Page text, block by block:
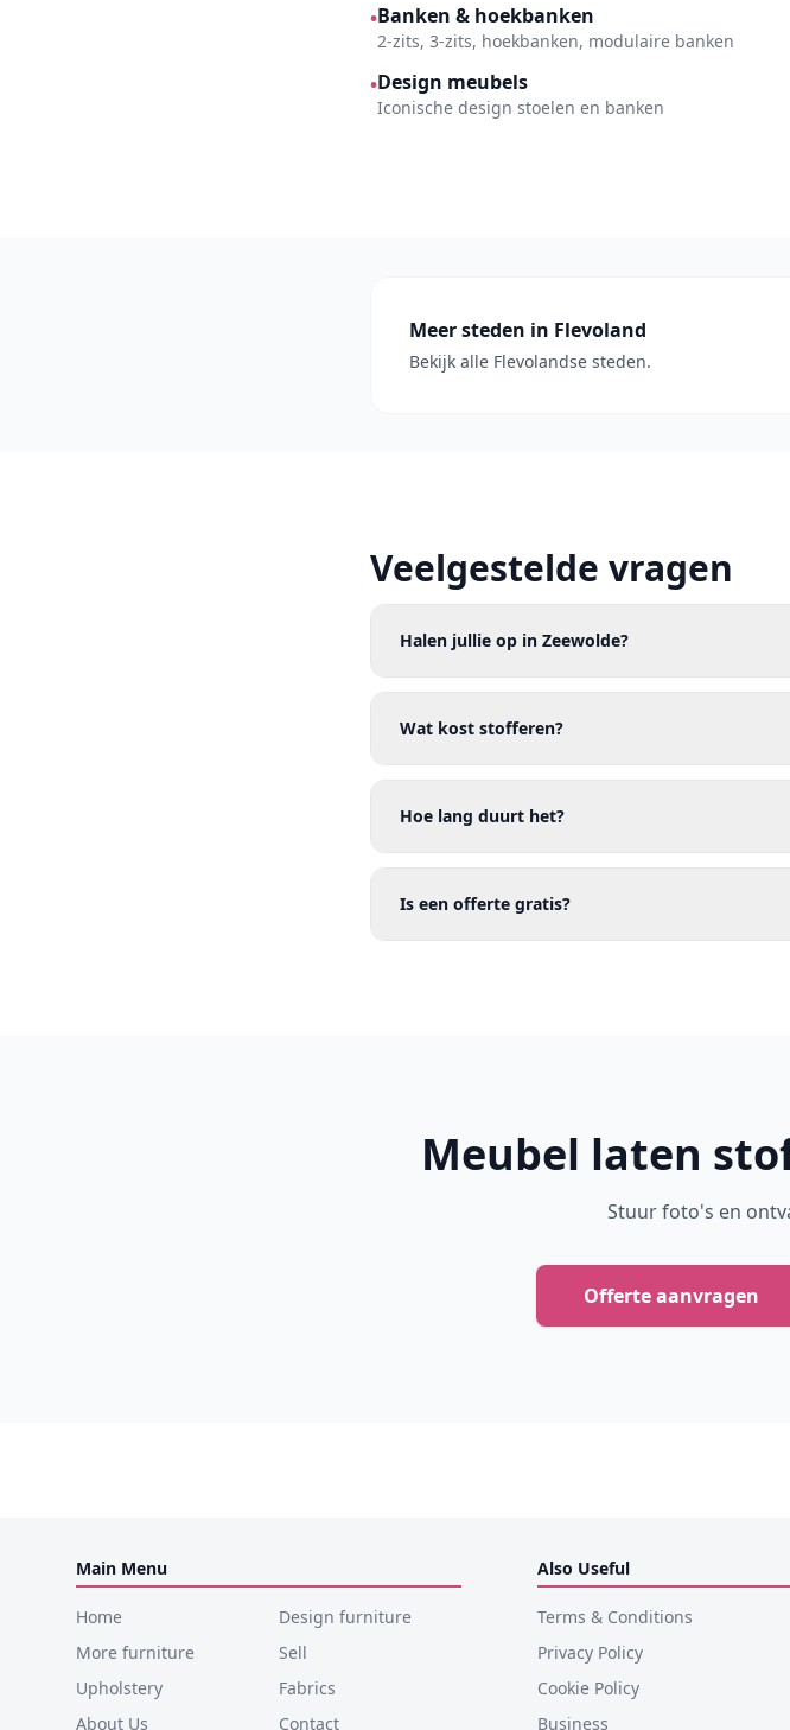
•Banken & hoekbanken
2-zits, 3-zits, hoekbanken, modulaire banken
•Design meubels
Iconische design stoelen en banken
Meer steden in Flevoland
Bekijk alle Flevolandse steden.
Veelgestelde vragen
Halen jullie op in Zeewolde?
Wat kost stofferen?
Hoe lang duurt het?
Is een offerte gratis?
Meubel laten
Stuur foto's en
Offerte aanvragen
Main Menu
Home
Design furniture
More furniture
Sell
Upholstery
Fabrics
About Us
Contact
Also Useful
Terms & Conditions
Privacy Policy
Cookie Policy
Business